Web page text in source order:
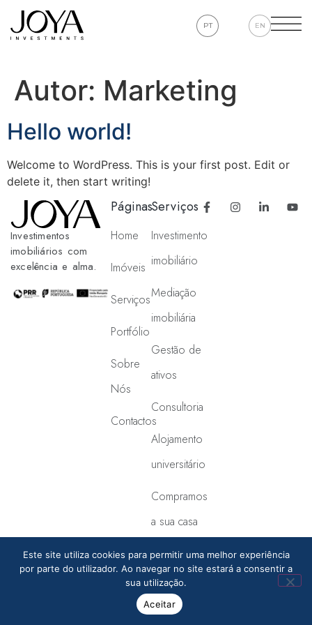
EN
PT
Autor: Marketing
Hello world!
Welcome to WordPress. This is your first post. Edit or
delete it, then start writing!
Investimentos
imobiliários com
excelência e alma.
Páginas
Home
Imóveis
Serviços
Portfólio
Sobre
Nós
Contactos
Serviços
Investimento
imobiliário
Mediação
imobiliária
Gestão de
ativos
Consultoria
Alojamento
universitário
Compramos
a sua casa
Direitos de autor © Interno | Grupo Joya - S.I.P.M. Lda | AMI 18949
Política de privacidade Termos e Condições Cookies
Este site utiliza cookies para permitir uma melhor experiência
por parte do utilizador. Ao navegar no site estará a consentir a
sua utilização.
Aceitar